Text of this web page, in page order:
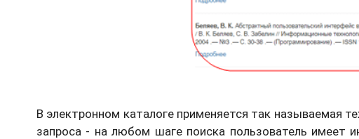
В электронном каталоге применяется так называемая
запроса - на любом шаге поиска пользователь